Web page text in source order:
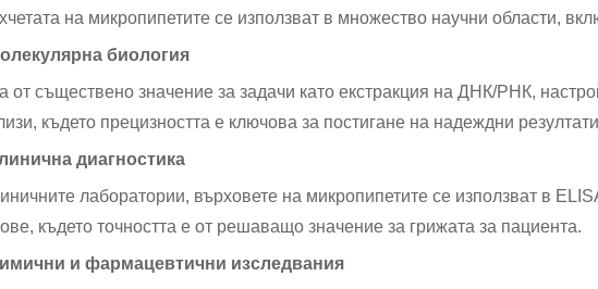
на микропипетите се използват в множество научни области,
биология
от съществено значение за задачи като екстракция на ДНК/РНК,
където прецизността е ключова за постигане на надеждни
диагностика
лаборатории, върховете на микропипетите се използват в
където точността е от решаващо значение за грижата за пациента.
и фармацевтични изследвания